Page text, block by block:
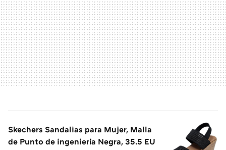
Skechers Sandalias para Mujer, Malla
de Punto de ingeniería Negra, 35.5 EU